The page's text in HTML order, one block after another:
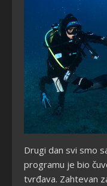
Drugi dan svi smo
programu je bio
tvrđava. Zahtevan